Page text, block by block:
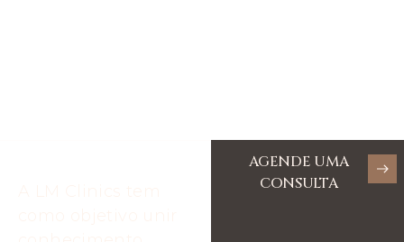
AGENDE UMA
CONSULTA